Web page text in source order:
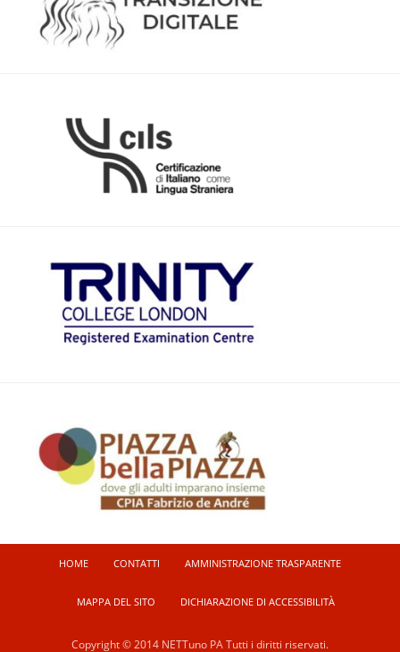
HOME CONTATTI AMMINISTRAZIONE TRASPARENTE
MAPPA DEL SITO DICHIARAZIONE DI ACCESSIBILITÀ
Copyright © 2014 NETTuno PA Tutti i diritti riservati.